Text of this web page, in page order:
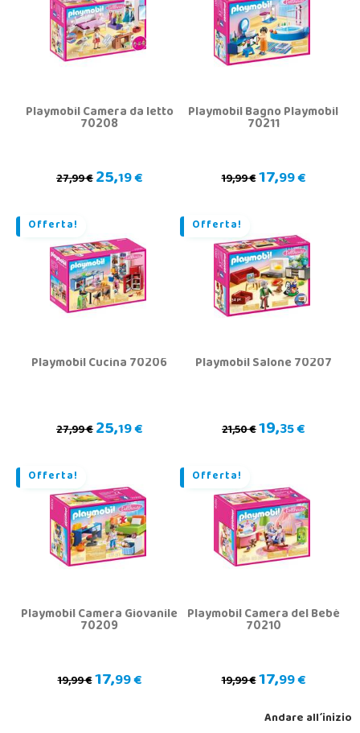
Playmobil Camera da letto
70208
27,99 €25,19 €
Playmobil Bagno Playmobil
70211
19,99 €17,99 €
Offerta!
Playmobil Cucina 70206
27,99 €25,19 €
Offerta!
Playmobil Salone 70207
21,50 €19,35 €
Offerta!
Playmobil Camera Giovanile
70209
19,99 €17,99 €
Offerta!
Playmobil Camera del Bebè
70210
19,99 €17,99 €
Andare all´inizio